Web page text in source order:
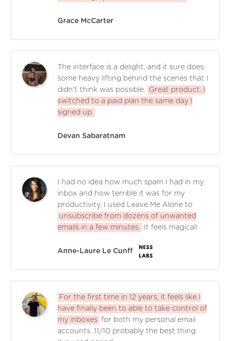
Grace McCarter
The interface is a delight, and it sure does
some heavy lifting behind the scenes that I
didn't think was possible.
Great product. I
switched to a paid plan the same day I
signed up.
Devan Sabaratnam
I had no idea how much spam I had in my
inbox and how terrible it was for my
productivity. I used Leave Me Alone to
unsubscribe from dozens of unwanted
emails in a few minutes.
It feels magical!
Anne-Laure Le Cunff
For the first time in 12 years, it feels like I
have finally been to able to take control of
my inboxes for both my personal email
accounts. 11/10 probably the best thing